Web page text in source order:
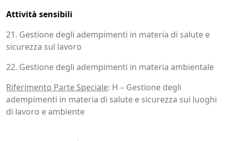
Attività sensibili
21. Gestione degli adempimenti in materia di salute e
sicurezza sul lavoro
22. Gestione degli adempimenti in materia ambientale
Riferimento Parte Speciale: H – Gestione degli
adempimenti in materia di salute e sicurezza sui luoghi
di lavoro e ambiente